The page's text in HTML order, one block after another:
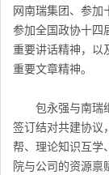
网南瑞集团、参加
参加全国政协十四
重要讲话精神，以
重要文章精神。
包永强与南瑞
签订结对共建协议
帮、理论知识互学
院与公司的资源禀